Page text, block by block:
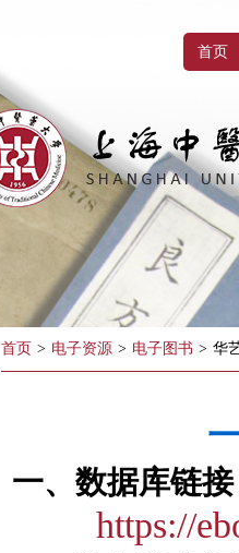
首页
首页 > 电子资源 > 电子图书 > 华
一、数据库链接
https://